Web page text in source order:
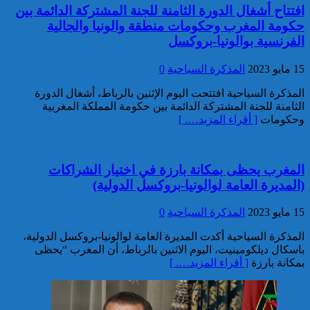
خبير: “البيعة الإلكترونية” تكشف
تحول الإرهاب الرقمي بعد تفكيك
خلية داعشية بتطوان
تركيا:القضاء يأمر بحبس رئيس
بلدية إسطنبول على ذمة التحقيق
افتتاح أشغال الدورة الثامنة للجنة المشتركة الدائمة بين
حكومة المغرب وحكومات منطقة والونيا والجالية
الفرنسية بوالونيا-بروكسل
15 مايو 2023 المذكرة السياحية 0
المذكرة السياحية افتتحت اليوم الإثنين بالرباط، أشغال الدورة
الثامنة للجنة المشتركة الدائمة بين حكومة المملكة المغربية
وحكومات [ أقراء المزيد…. ]
المغرب يحظى بمكانة بارزة في اختيار الشراكات
(المديرة العامة لوالونيا-بروكسل الدولية)
15 مايو 2023 المذكرة السياحية 0
المذكرة السياحية أكدت المديرة العامة لوالونيا-بروكسل الدولية،
باسكال ديلكومينيت، اليوم الاثنين بالرباط، أن المغرب “يحظى
بمكانة بارزة [ أقراء المزيد…. ]